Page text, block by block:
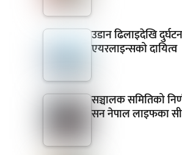
उडान ढिलाइदेखि
एयरलाइन्सको दायित्व
सञ्चालक समितिको
सन नेपाल लाइफका